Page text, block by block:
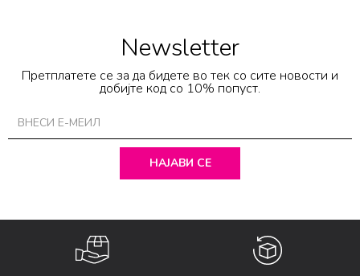
Newsletter
Претплатете се за да бидете во тек со сите новости и
добијте код со 10% попуст.
НАЈАВИ СЕ